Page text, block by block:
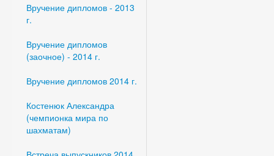
Вручение дипломов - 2013
г.
Вручение дипломов
(заочное) - 2014 г.
Вручение дипломов 2014 г.
Костенюк Александра
(чемпионка мира по
шахматам)